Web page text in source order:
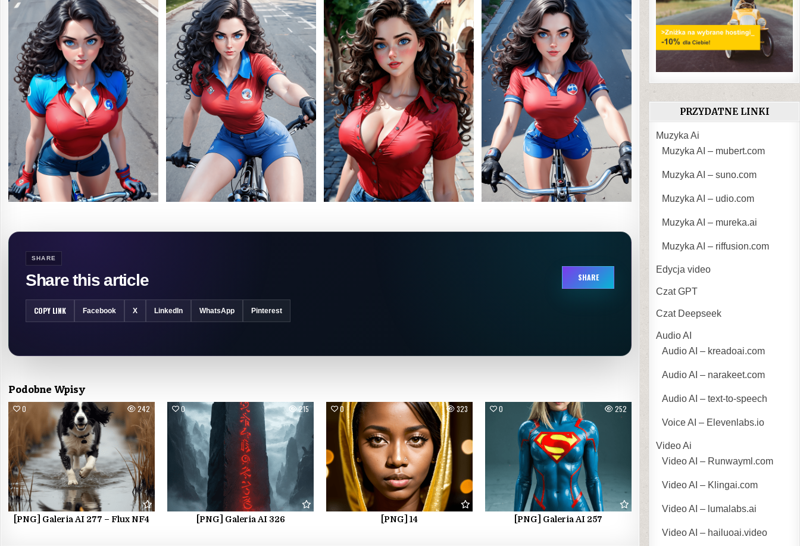
SHARE
Share this article SHARE
COPY LINK Facebook X LinkedIn WhatsApp Pinterest
Podobne Wpisy
0 242
[PNG] Galeria AI 277 – Flux NF4
0 215
[PNG] Galeria AI 326
0 323
[PNG] 14
0 252
[PNG] Galeria AI 257
PRZYDATNE LINKI
Muzyka Ai
Muzyka AI – mubert.com
Muzyka AI – suno.com
Muzyka AI – udio.com
Muzyka AI – mureka.ai
Muzyka AI – riffusion.com
Edycja video
Czat GPT
Czat Deepseek
Audio AI
Audio AI – kreadoai.com
Audio AI – narakeet.com
Audio AI – text-to-speech
Voice AI – Elevenlabs.io
Video Ai
Video AI – Runwayml.com
Video AI – Klingai.com
Video AI – lumalabs.ai
Video AI – hailuoai.video